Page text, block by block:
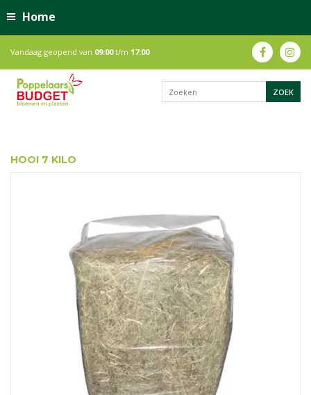
Home
Vandaag geopend van 09:00t/m 17:00
HOOI 7 KILO